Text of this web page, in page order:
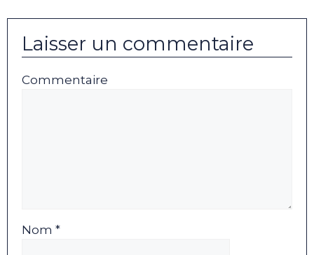
Laisser un commentaire
Commentaire
Nom *